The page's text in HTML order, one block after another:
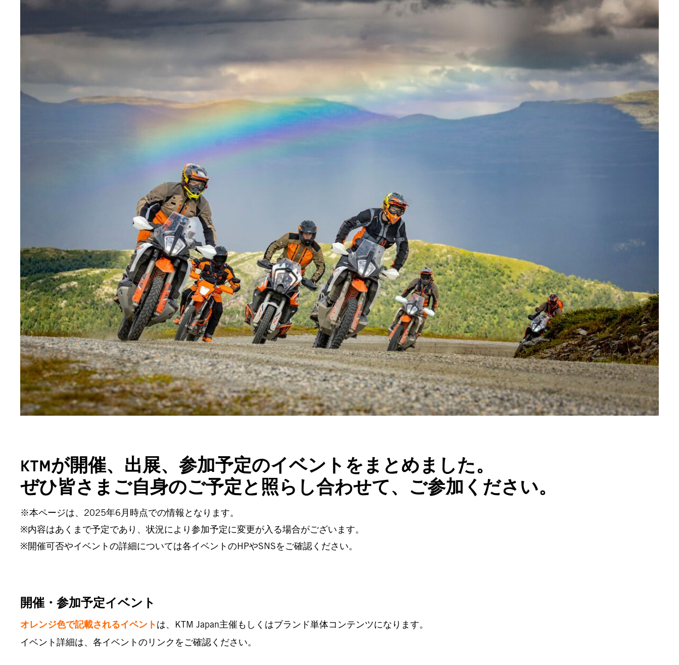
KTMが開催、出展、参加予定のイベントをまとめました。
ぜひ皆さまご自身のご予定と照らし合わせて、ご参加ください。
※本ページは、2025年6月時点での情報となります。
※内容はあくまで予定であり、状況により参加予定に変更が入る場合がございます。
※開催可否やイベントの詳細については各イベントのHPやSNSをご確認ください。
開催・参加予定イベント
オレンジ色で記載されるイベントは、KTM Japan主催もしくはブランド単体コンテンツになります。
イベント詳細は、各イベントのリンクをご確認ください。